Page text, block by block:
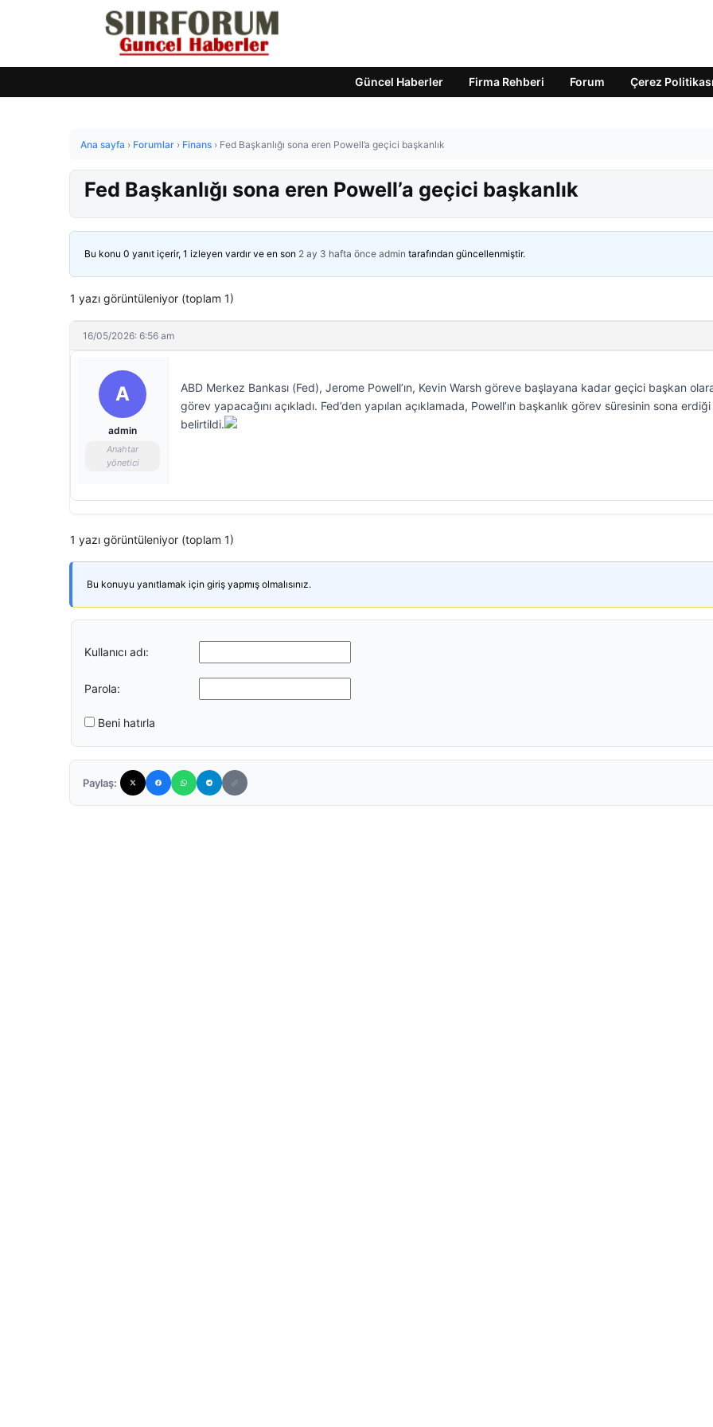
Güncel Haberler Firma Rehberi Forum Çerez Politikası
Ana sayfa › Forumlar › Finans › Fed Başkanlığı sona eren Powell’a geçici başkanlık
Fed Başkanlığı sona eren Powell’a geçici başkanlık
Bu konu 0 yanıt içerir, 1 izleyen vardır ve en son 2 ay 3 hafta önce admin tarafından güncellenmiştir.
1 yazı görüntüleniyor (toplam 1)
16/05/2026: 6:56 am
A
admin
Anahtar
yönetici
ABD Merkez Bankası (Fed), Jerome Powell’ın, Kevin Warsh göreve başlayana kadar geçici başkan
görev yapacağını açıkladı. Fed’den yapılan açıklamada, Powell’ın başkanlık görev süresinin sona erdiği
belirtildi.
1 yazı görüntüleniyor (toplam 1)
Bu konuyu yanıtlamak için giriş yapmış olmalısınız.
Kullanıcı adı:
Parola:
Beni hatırla
Paylaş: